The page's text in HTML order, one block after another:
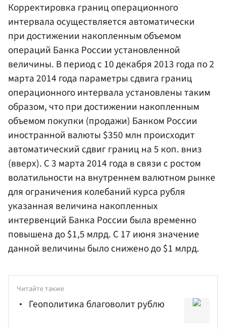
Корректировка границ операционного
интервала осуществляется автоматически
при достижении накопленным объемом
операций Банка России установленной
величины. В период с 10 декабря 2013 года по 2
марта 2014 года параметры сдвига границ
операционного интервала установлены таким
образом, что при достижении накопленным
объемом покупки (продажи) Банком России
иностранной валюты $350 млн происходит
автоматический сдвиг границ на 5 коп. вниз
(вверх). С 3 марта 2014 года в связи с ростом
волатильности на внутреннем валютном рынке
для ограничения колебаний курса рубля
указанная величина накопленных
интервенций Банка России была временно
повышена до $1,5 млрд. С 17 июня значение
данной величины было снижено до $1 млрд.
Читайте также
Геополитика благоволит рублю